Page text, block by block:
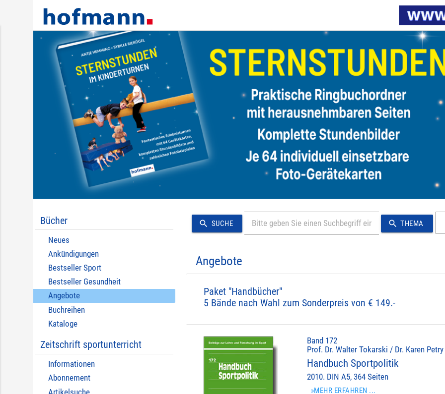
Bücher
Neues
Ankündigungen
Bestseller Sport
Bestseller Gesundheit
Angebote
Buchreihen
Kataloge
Zeitschrift sportunterricht
Informationen
Abonnement
Artikelsuche
search SUCHE search THEMA
Angebote
Paket "Handbücher"
5 Bände nach Wahl zum Sonderpreis von € 149.-
Band 172
Prof. Dr. Walter Tokarski / Dr. Karen
Handbuch Sportpolitik
2010. DIN A5, 364 Seiten
»MEHR ERFAHREN ...